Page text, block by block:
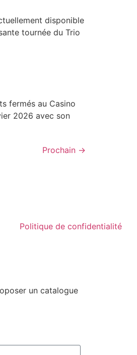
disponible
tournée du Trio
fermés au Casino
2026 avec son
Prochain →
Politique de confidentialité
un catalogue